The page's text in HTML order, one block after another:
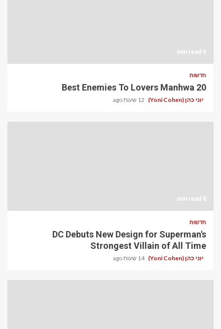
9 min read
חדשות
20 Best Enemies To Lovers Manhwa
יוני כהן (Yoni Cohen) 12 שעות ago
8 min read
חדשות
DC Debuts New Design for Superman's
Strongest Villain of All Time
יוני כהן (Yoni Cohen) 14 שעות ago